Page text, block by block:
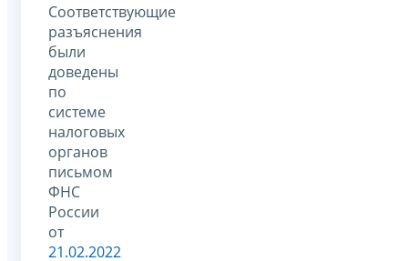
Соответствующие
разъяснения
были
доведены
по
системе
налоговых
органов
письмом
ФНС
России
от
21.02.2022